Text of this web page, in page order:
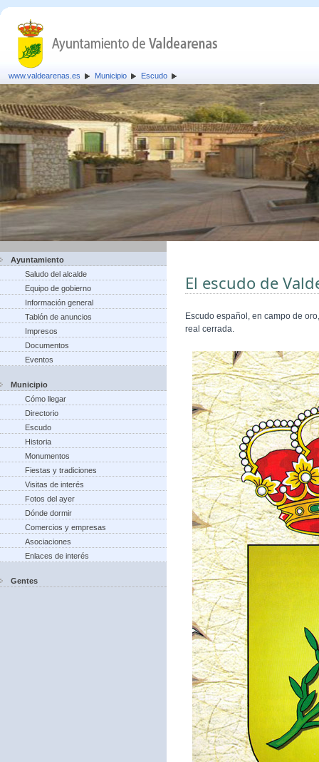
www.valdearenas.es Municipio Escudo
Ayuntamiento
Saludo del alcalde
Equipo de gobierno
Información general
Tablón de anuncios
Impresos
Documentos
Eventos
Municipio
Cómo llegar
Directorio
Escudo
Historia
Monumentos
Fiestas y tradiciones
Visitas de interés
Fotos del ayer
Dónde dormir
Comercios y empresas
Asociaciones
Enlaces de interés
Gentes
El escudo de
Escudo español, en campo de
real cerrada.